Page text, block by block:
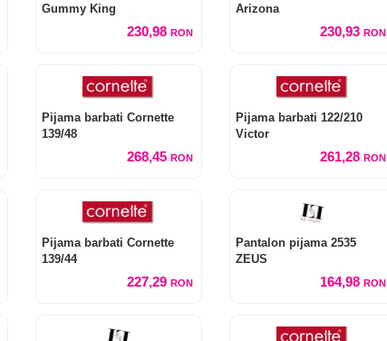
Gummy King
230,98 RON
Arizona
230,93RON
Pijama barbati Cornette
139/48
268,45 RON
Pijama barbati 122/210
Victor
261,28RON
Pijama barbati Cornette
139/44
227,29 RON
Pantalon pijama 2535
ZEUS
164,98RON